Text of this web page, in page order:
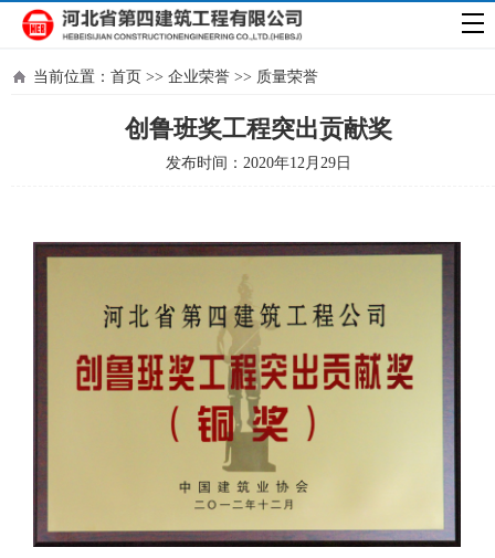
当前位置： 首页 >> 企业荣誉 >> 质量荣誉
创鲁班奖工程突出贡献奖
发布时间：2020年12月29日